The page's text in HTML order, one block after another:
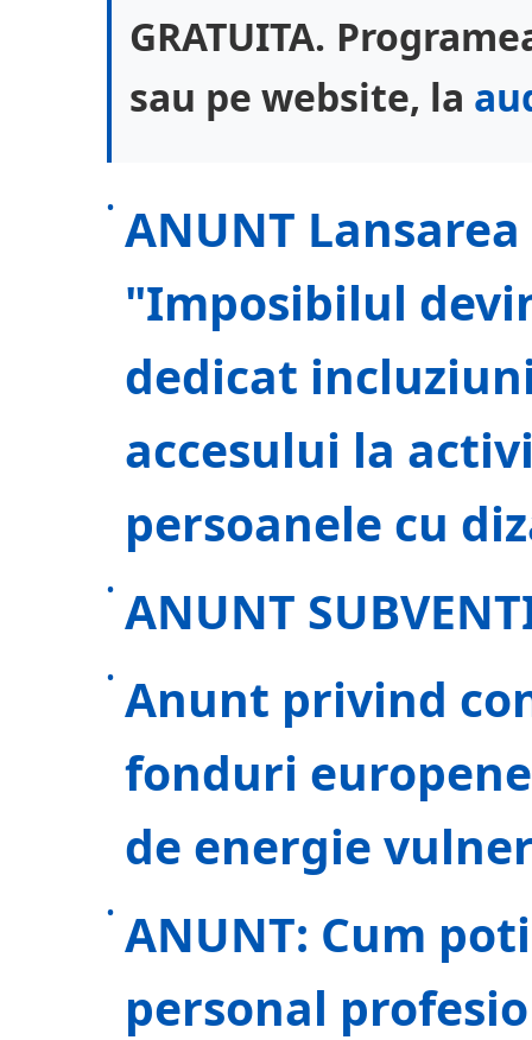
GRATUITA.
sau pe website, la
ANUNT
"Imposibilul
dedicat
accesului la
persoanele cu
ANUNT
Anunt privind
fonduri
de energie
ANUNT: Cum
personal